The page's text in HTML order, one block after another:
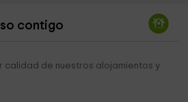
0,6 km
contigo
calidad de nuestros alojamientos y